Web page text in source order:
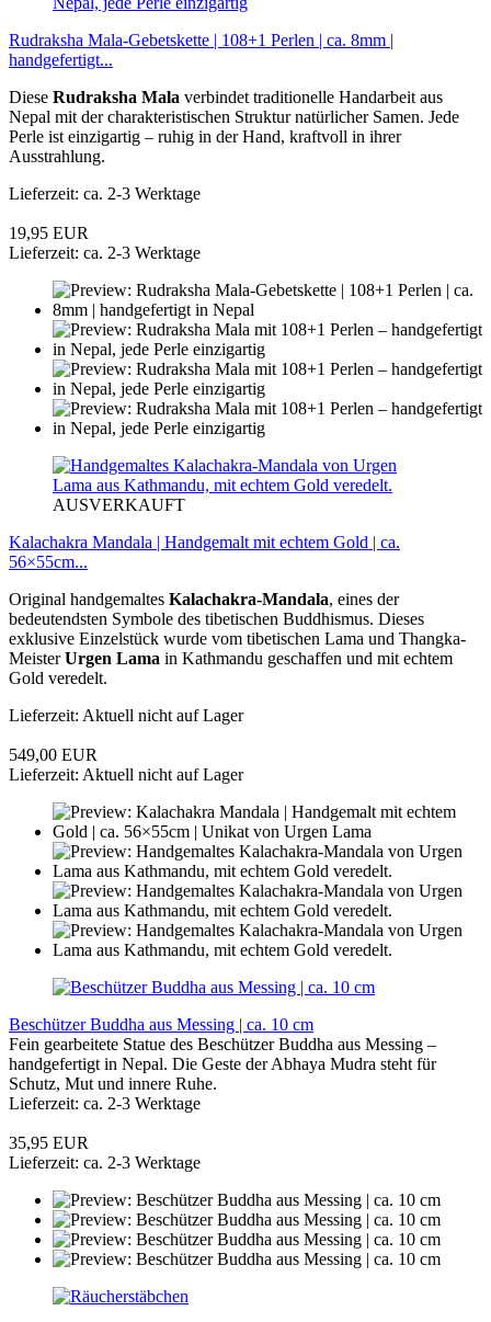
Rudraksha Mala-Gebetskette | 108+1 Perlen | ca. 8mm |
handgefertigt...
Diese Rudraksha Mala verbindet traditionelle Handarbeit aus
Nepal mit der charakteristischen Struktur natürlicher Samen. Jede
Perle ist einzigartig – ruhig in der Hand, kraftvoll in ihrer
Ausstrahlung.
Lieferzeit: ca. 2-3 Werktage
19,95 EUR
Lieferzeit: ca. 2-3 Werktage
AUSVERKAUFT
Kalachakra Mandala | Handgemalt mit echtem Gold | ca.
56×55cm...
Original handgemaltes Kalachakra-Mandala, eines der
bedeutendsten Symbole des tibetischen Buddhismus. Dieses
exklusive Einzelstück wurde vom tibetischen Lama und Thangka-
MeisterUrgen Lama in Kathmandu geschaffen und mit echtem
Gold veredelt.
Lieferzeit: Aktuell nicht auf Lager
549,00 EUR
Lieferzeit: Aktuell nicht auf Lager
Beschützer Buddha aus Messing | ca. 10 cm
Fein gearbeitete Statue des Beschützer Buddha aus Messing –
handgefertigt in Nepal. Die Geste der Abhaya Mudra steht für
Schutz, Mut und innere Ruhe.
Lieferzeit: ca. 2-3 Werktage
35,95 EUR
Lieferzeit: ca. 2-3 Werktage